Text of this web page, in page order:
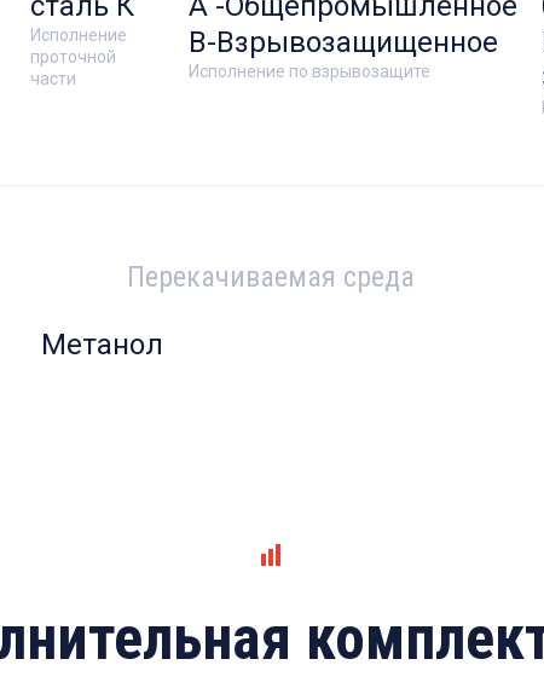
Исполнение
проточной
части
Исполнение по взрывозащите
В-Взрывозащищенное
Перекачиваемая среда
Метанол